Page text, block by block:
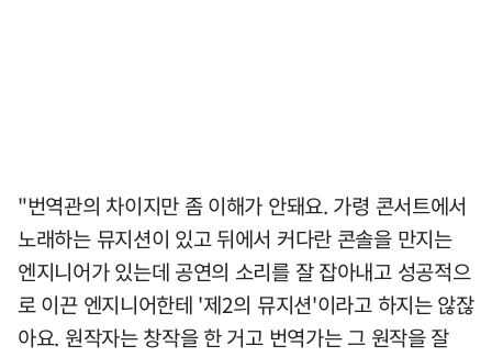
"번역관의 차이지만 좀 이해가 안돼요. 가령 콘서트에서
노래하는 뮤지션이 있고 뒤에서 커다란 콘솔을 만지는
엔지니어가 있는데 공연의 소리를 잘 잡아내고 성공적으
로 이끈 엔지니어한테 '제2의 뮤지션'이라고 하지는 않잖
아요. 원작자는 창작을 한 거고 번역가는 그 원작을 잘